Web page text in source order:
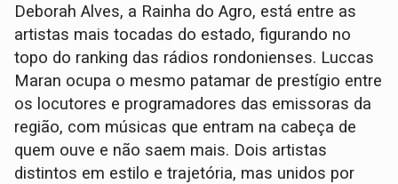
Deborah Alves, a Rainha do Agro, está entre as
artistas mais tocadas do estado, figurando no
topo do ranking das rádios rondonienses. Luccas
Maran ocupa o mesmo patamar de prestígio entre
os locutores e programadores das emissoras da
região, com músicas que entram na cabeça de
quem ouve e não saem mais. Dois artistas
distintos em estilo e trajetória, mas unidos por